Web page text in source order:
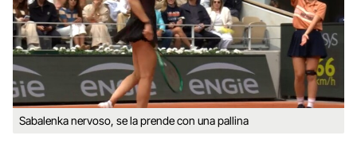
Sabalenka nervoso, se la prende con una pallina